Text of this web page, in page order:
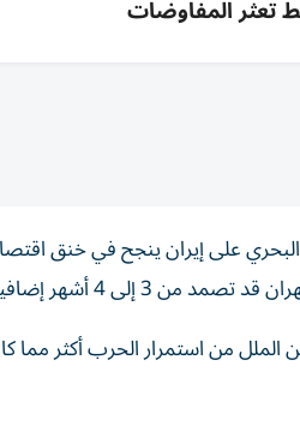
المفاوضات
على إيران ينجح في خنق
3 إلى 4 أشهر إضافية.
من استمرار الحرب أكثر مما